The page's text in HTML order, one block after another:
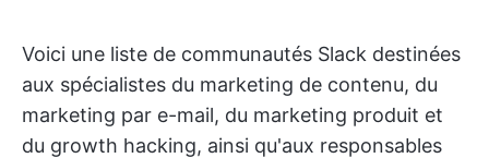
Voici une liste de communautés Slack destinées
aux spécialistes du marketing de contenu, du
marketing par e-mail, du marketing produit et
du growth hacking, ainsi qu'aux responsables